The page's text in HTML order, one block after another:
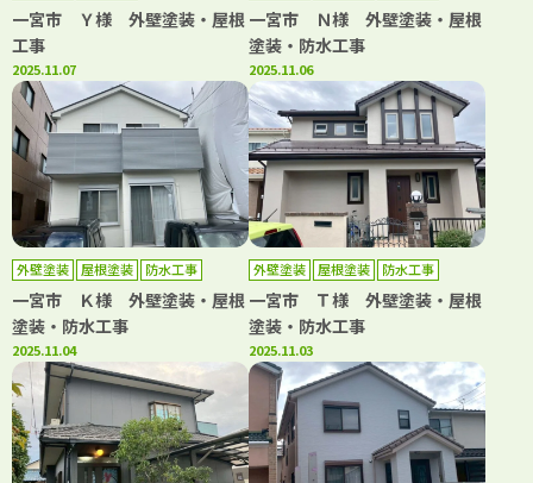
一宮市 Ｙ様 外壁塗装・屋根
工事
2025.11.07
一宮市 Ｎ様 外壁塗装・屋根
塗装・防水工事
2025.11.06
外壁塗装 屋根塗装 防水工事
一宮市 Ｋ様 外壁塗装・屋根
塗装・防水工事
2025.11.04
外壁塗装 屋根塗装 防水工事
一宮市 Ｔ様 外壁塗装・屋根
塗装・防水工事
2025.11.03